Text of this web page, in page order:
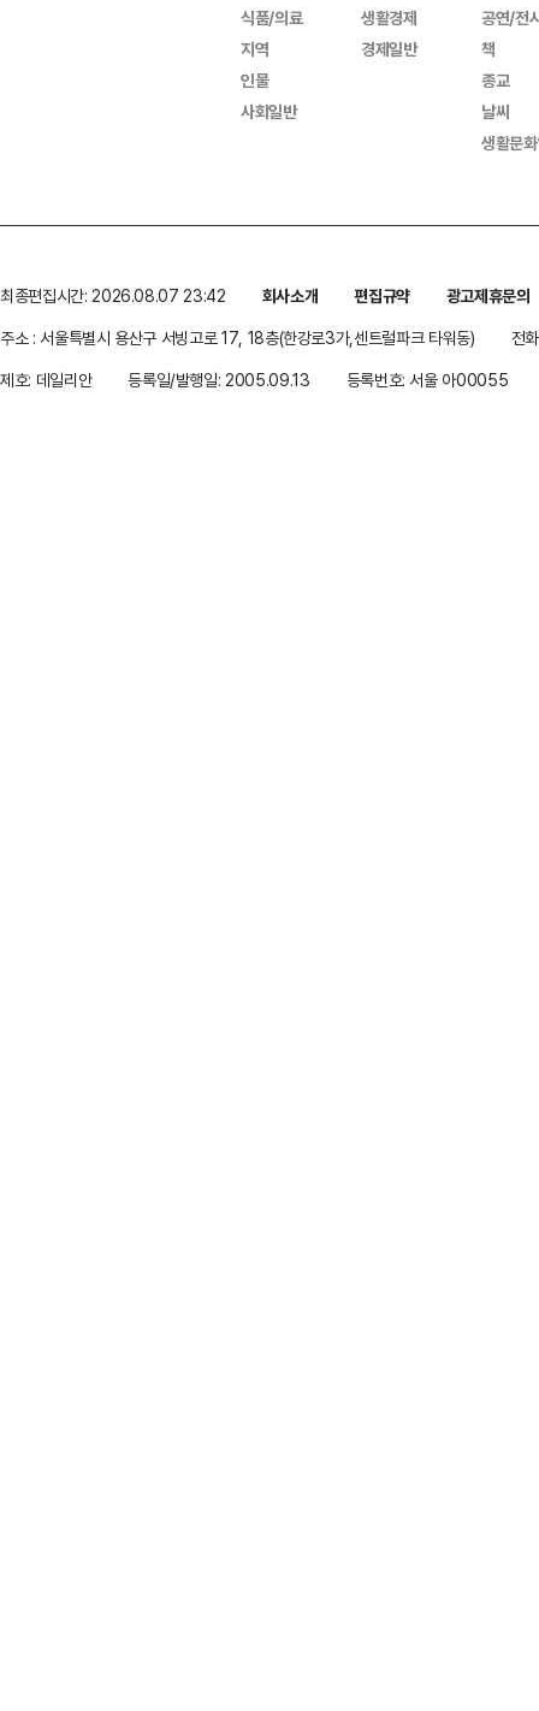
식품/의료
지역
인물
사회일반
생활경제
경제일반
공연/전
책
종교
날씨
생활문
최종편집시간: 2026.08.07 23:42 회사소개 편집규약
광고제휴문의
주소 : 서울특별시 용산구 서빙고로 17, 18층(한강로3가,센트럴파크 타워동)
전
제호: 데일리안
등록일/발행일: 2005.09.13 등록번호: 서울 아00055